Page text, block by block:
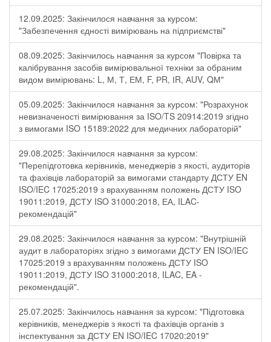
12.09.2025: Закінчилося навчання за курсом:
"Забезпечення єдності вимірювань на підприємстві"
08.09.2025: Закінчилось навчання за курсом "Повірка та
калібрування засобів вимірювальної техніки за обраним
видом вимірювань: L, М, Т, ЕМ, F, РR, ІR, АUV, QМ"
05.09.2025: Закінчилося навчання за курсом: "Розрахунок
невизначеності вимірювання за ISO/TS 20914:2019 згідно
з вимогами ISO 15189:2022 для медичних лабораторій"
29.08.2025: Закінчилося навчання за курсом:
"Перепідготовка керівників, менеджерів з якості, аудиторів
та фахівців лабораторій за вимогами стандарту ДСТУ EN
ISO/IEC 17025:2019 з врахуванням положень ДСТУ ISO
19011:2019, ДСТУ ISO 31000:2018, ЕА, ILAC-
рекомендацій"
29.08.2025: Закінчилося навчання за курсом: "Внутрішній
аудит в лабораторіях згідно з вимогами ДСТУ EN ISO/IEC
17025:2019 з врахуванням положень ДСТУ ISO
19011:2019, ДСТУ ISO 31000:2018, ILAC, EA -
рекомендацій".
25.07.2025: Закінчилось навчання за курсом: "Підготовка
керівників, менеджерів з якості та фахівців органів з
інспектування за ДСТУ EN ISO/IEC 17020:2019"